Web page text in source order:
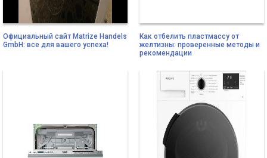
Официальный сайт Matrize Handels
GmbH: все для вашего успеха!
Как отбелить пластмассу от
желтизны: проверенные методы и
рекомендации